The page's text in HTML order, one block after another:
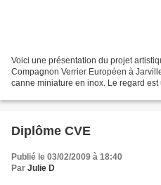
Voici une présentation du projet
Compagnon Verrier Européen à
canne miniature en inox. Le regard
Diplôme CVE
Publié le 03/02/2009 à 18:40
Par Julie D